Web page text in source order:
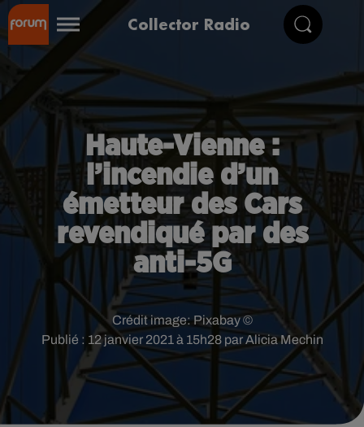
Collector Radio
Haute-Vienne :
l’incendie d’un
émetteur des Cars
revendiqué par des
anti-5G
Publié : 12 janvier 2021 à 15h28 par Alicia Mechin
Crédit image:Pixabay ©